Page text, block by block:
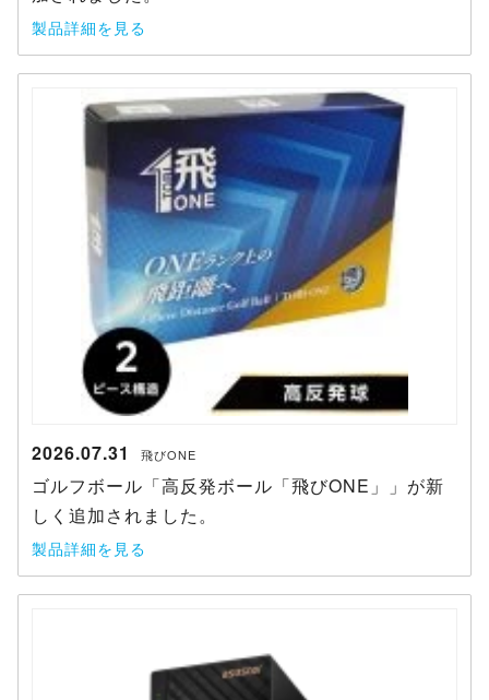
製品詳細を見る
2026.07.31 飛びONE
ゴルフボール「高反発ボール「飛びONE」」が新
しく追加されました。
製品詳細を見る